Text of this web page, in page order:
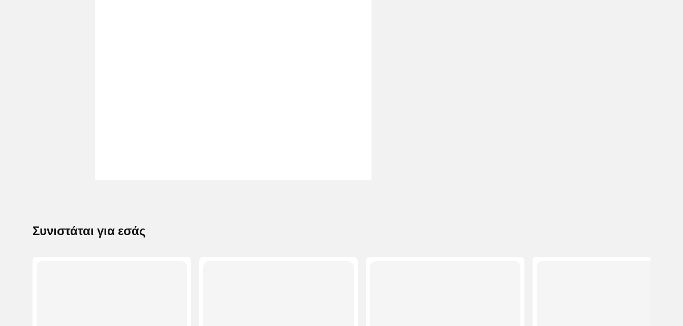
Συνιστάται για εσάς